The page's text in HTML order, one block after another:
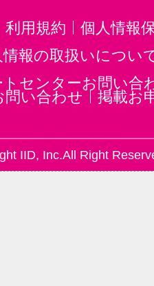
利用規約
個人情報
情報の取扱いについ
トセンターお問い合
問い合わせ
掲載お
IID, Inc.All Right